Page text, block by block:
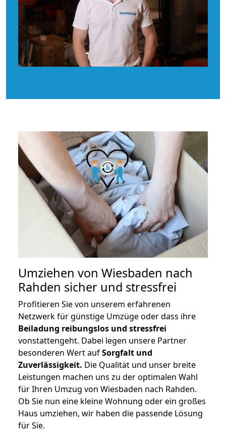
Umziehen von Wiesbaden nach
Rahden sicher und stressfrei
Profitieren Sie von unserem erfahrenen
Netzwerk für günstige Umzüge oder dass ihre
Beiladung reibungslos und stressfrei
vonstattengeht. Dabei legen unsere Partner
besonderen Wert aufSorgfalt und
Zuverlässigkeit. Die Qualität und unser breite
Leistungen machen uns zu der optimalen Wahl
für Ihren Umzug von Wiesbaden nach Rahden.
Ob Sie nun eine kleine Wohnung oder ein großes
Haus umziehen, wir haben die passende Lösung
für Sie.